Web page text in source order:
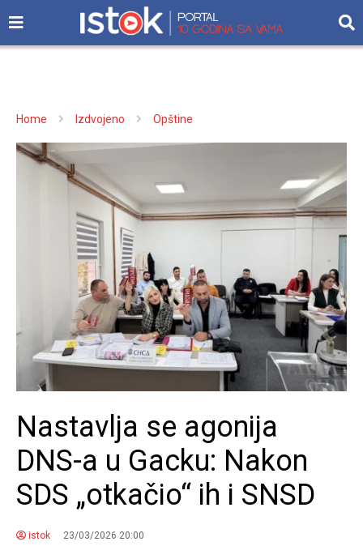
Home Izdvojeno Opštine
Nastavlja se agonija
DNS-a u Gacku: Nakon
SDS „otkačio“ ih i SNSD
istok 23/03/2026 20:00